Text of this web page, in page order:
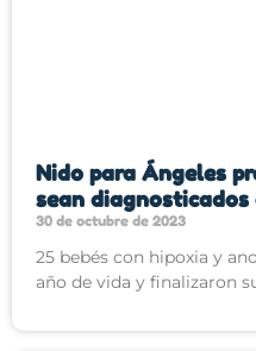
Nido para Ángeles
sean
30 de octubre de 2023
25 bebés con hipoxia y
año de vida y finalizaron